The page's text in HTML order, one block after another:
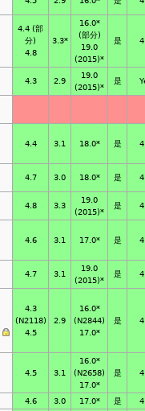
4.4 (部
分)
4.8
3.3*
16.0*
(部分)
19.0
(2015)*
是
4.3 2.9
19.0
(2015)*
是
4.4 3.1 18.0* 是
4.7 3.0 18.0* 是
4.8 3.3
19.0
(2015)*
是
4.6 3.1 17.0* 是
4.7 3.1
19.0
(2015)*
是
4.3
(N2118)
4.5
2.9
16.0*
(N2844)
17.0*
是
4.5 3.1
16.0*
(N2658)
17.0*
是
4.6 3.0 17.0* 是